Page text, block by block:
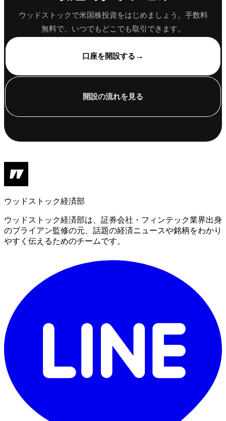
ウッドストックで米国株投資をはじめましょう。手数料
無料で、いつでもどこでも取引できます。
口座を開設する →
開設の流れを見る
ウッドストック経済部
ウッドストック経済部は、証券会社・フィンテック業界出身
のブライアン監修の元、話題の経済ニュースや銘柄をわかり
やすく伝えるためのチームです。